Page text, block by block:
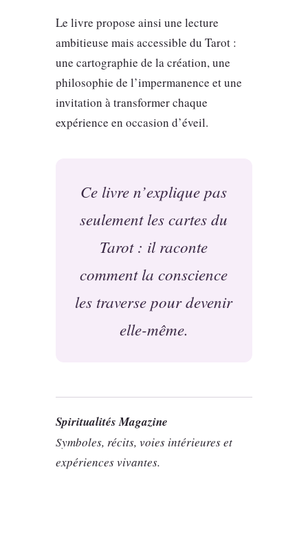
Le livre propose ainsi une lecture
ambitieuse mais accessible du Tarot :
une cartographie de la création, une
philosophie de l’impermanence et une
invitation à transformer chaque
expérience en occasion d’éveil.
Ce livre n’explique pas
seulement les cartes du
Tarot : il raconte
comment la conscience
les traverse pour devenir
elle-même.
Spiritualités Magazine
Symboles, récits, voies intérieures et
expériences vivantes.